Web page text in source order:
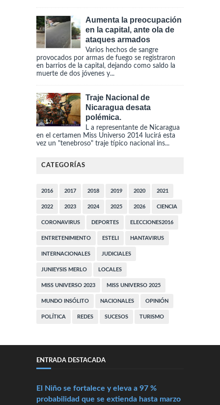
Aumenta la preocupación
en la capital, ante ola de
ataques armados
Varios hechos de sangre
provocados por armas de fuego se registraron
en barrios de la capital, dejando como saldo la
muerte de dos jóvenes y...
Traje Nacional de
Nicaragua desata
polémica.
L a representante de Nicaragua
en el certamen Miss Universo 2014 lucirá esta
vez un "tenebroso" traje típico nacional ins...
CATEGORÍAS
2016 2017 2018 2019 2020 2021
2022 2023 2024 2025 2026 CIENCIA
CORONAVIRUS DEPORTES ELECCIONES2016
ENTRETENIMIENTO ESTELI HANTAVIRUS
INTERNACIONALES JUDICIALES
JUNIEYSIS MERLO LOCALES
MISS UNIVERSO 2023 MISS UNIVERSO 2025
MUNDO INSÓLITO NACIONALES OPINIÓN
POLÍTICA REDES SUCESOS TURISMO
ENTRADA DESTACADA
El Niño se fortalece y eleva a 97 %
probabilidad que se extienda hasta marzo